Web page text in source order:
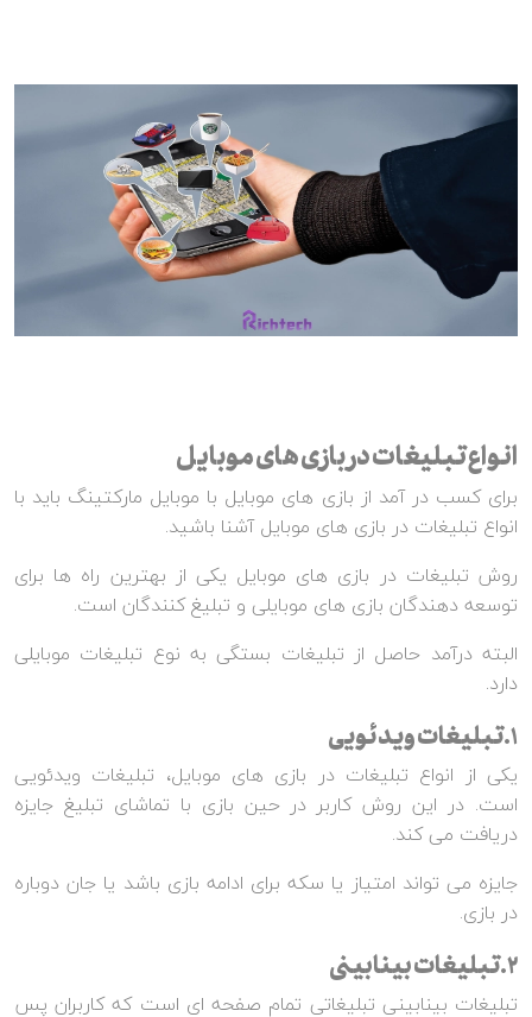
انواع تبلیغات در بازی های موبایل
برای کسب در آمد از بازی های موبایل با موبایل مارکتینگ باید با
انواع تبلیغات در بازی های موبایل آشنا باشید.
روش تبلیغات در بازی های موبایل یکی از بهترین راه ها برای
توسعه دهندگان بازی های موبایلی و تبلیغ کنندگان است.
البته درآمد حاصل از تبلیغات بستگی به نوع تبلیغات موبایلی
دارد.
1.تبلیغات ویدئویی
یکی از انواع تبلیغات در بازی های موبایل، تبلیغات ویدئویی
است. در این روش کاربر در حین بازی با تماشای تبلیغ جایزه
دریافت می کند.
جایزه می تواند امتیاز یا سکه برای ادامه بازی باشد یا جان دوباره
در بازی.
2.تبلیغات بینابینی
تبلیغات بینابینی تبلیغاتی تمام صفحه ای است که کاربران پس